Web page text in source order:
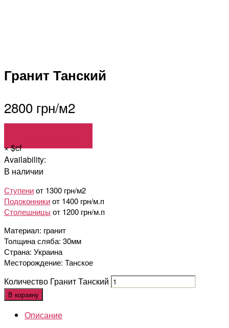
Гранит Танский
2800 грн/м2
×$cf
Availability:
В наличии
Ступениот 1300 грн/м2
Подоконникиот 1400 грн/м.п
Столешницы от 1200 грн/м.п
Материал: гранит
Толщина сляба: 30мм
Страна: Украина
Месторождение: Танское
Количество Гранит Танский
В корзину
Описание